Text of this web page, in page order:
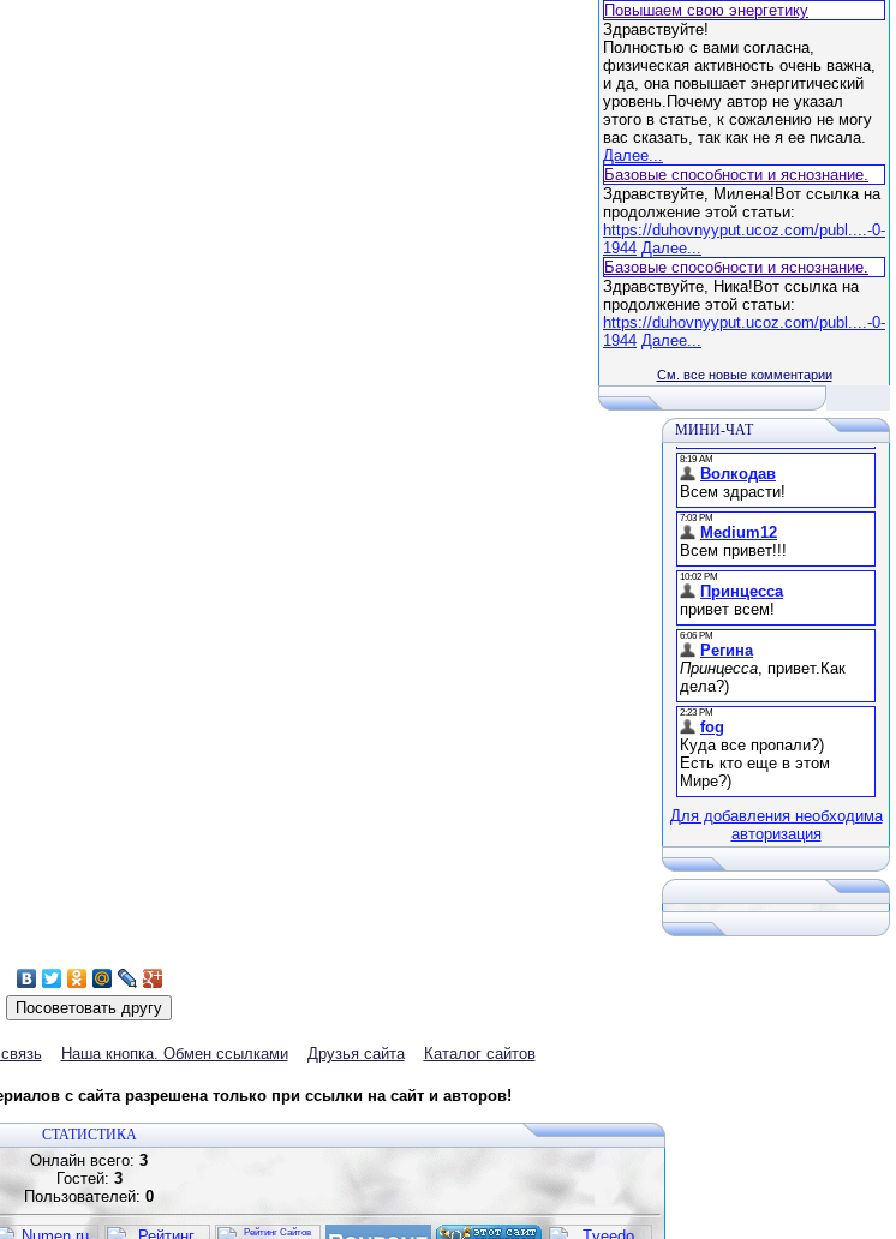
Повышаем свою энергетику
Здравствуйте!
Полностью с вами согласна,
физическая активность очень важна,
и да, она повышает энергитический
уровень.Почему автор не указал
этого в статье, к сожалению не могу
вас сказать, так как не я ее писала.
Далее...
Базовые способности и яснознание.
Здравствуйте, Милена!Вот ссылка на
продолжение этой статьи:
https://duhovnyyput.ucoz.com/publ....-0-
1944 Далее...
Базовые способности и яснознание.
Здравствуйте, Ника!Вот ссылка на
продолжение этой статьи:
https://duhovnyyput.ucoz.com/publ....-0-
1944 Далее...
См. все новые комментарии
МИНИ-ЧАТ
Для добавления необходима
авторизация
Наша кнопка. Обмен ссылками Друзья сайта Каталог сайтов
с сайта разрешена только при ссылки на сайт и авторов!
СТАТИСТИКА
Онлайн всего: 3
Гостей: 3
Пользователей: 0